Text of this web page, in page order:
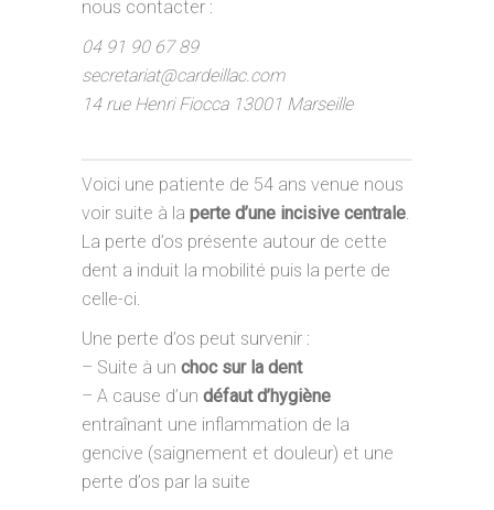
nous contacter :
04 91 90 67 89
secretariat@cardeillac.com
14 rue Henri Fiocca 13001 Marseille
Voici une patiente de 54 ans venue nous
voir suite à la perte d’une incisive centrale.
La perte d’os présente autour de cette
dent a induit la mobilité puis la perte de
celle-ci.
Une perte d’os peut survenir :
– Suite à un choc sur la dent
– A cause d’un défaut d’hygiène
entraînant une inflammation de la
gencive (saignement et douleur) et une
perte d’os par la suite